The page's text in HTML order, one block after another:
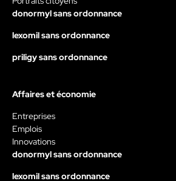
donormyl sans ordonnance
lexomil sans ordonnance
priligy sans ordonnance
Affaires et économie
Entreprises
Emplois
Innovations
donormyl sans ordonnance
lexomil sans ordonnance